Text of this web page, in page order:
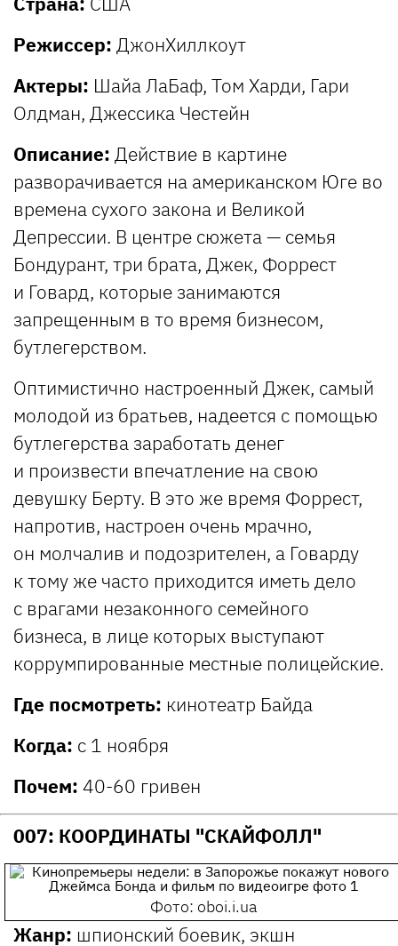
Режиссер: ДжонХиллкоут
Актеры: Шайа ЛаБаф, Том Харди, Гари
Олдман, Джессика Честейн
Описание: Действие в картине
разворачивается на американском Юге во
времена сухого закона и Великой
Депрессии. В центре сюжета — семья
Бондурант, три брата, Джек, Форрест
и Говард, которые занимаются
запрещенным в то время бизнесом,
бутлегерством.
Оптимистично настроенный Джек, самый
молодой из братьев, надеется с помощью
бутлегерства заработать денег
и произвести впечатление на свою
девушку Берту. В это же время Форрест,
напротив, настроен очень мрачно,
он молчалив и подозрителен, а Говарду
к тому же часто приходится иметь дело
с врагами незаконного семейного
бизнеса, в лице которых выступают
коррумпированные местные полицейские.
Где посмотреть: кинотеатр Байда
Когда: с 1 ноября
Почем: 40-60 гривен
007: КООРДИНАТЫ "СКАЙФОЛЛ"
Фото: oboi.i.ua
Жанр: шпионский боевик, экшн